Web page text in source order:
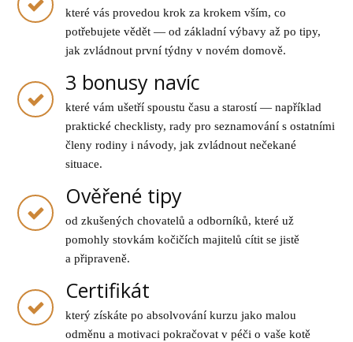
které vás provedou krok za krokem vším, co
potřebujete vědět — od základní výbavy až po tipy,
jak zvládnout první týdny v novém domově.
3 bonusy navíc
které vám ušetří spoustu času a starostí — například
praktické checklisty, rady pro seznamování s ostatními
členy rodiny i návody, jak zvládnout nečekané
situace.
Ověřené tipy
od zkušených chovatelů a odborníků, které už
pomohly stovkám kočičích majitelů cítit se jistě
a připraveně.
Certifikát
který získáte po absolvování kurzu jako malou
odměnu a motivaci pokračovat v péči o vaše kotě